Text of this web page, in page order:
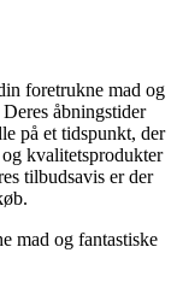
foretrukne mad og
åbningstider
på et tidspunkt, der
kvalitetsprodukter
tilbudsavis er der
mad og fantastiske